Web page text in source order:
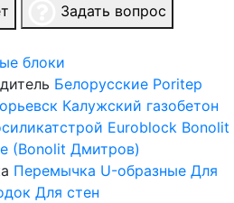
Задать вопрос
блоки
Белорусские Poritep
Калужский газобетон
Euroblock Bonolit
(Bonolit Дмитров)
Перемычка U-образные Для
Для стен